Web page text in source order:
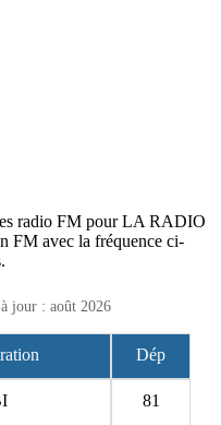
radio FM pour LA RADIO
FM avec la fréquence ci-
jour : août 2026
Dép
81